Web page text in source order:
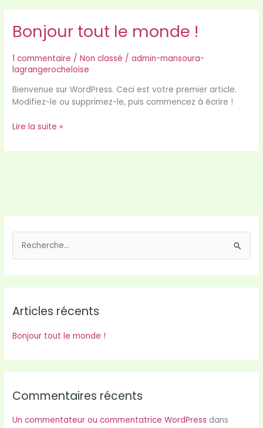
Bonjour tout le monde !
1 commentaire /Non classé /admin-mansoura-
lagrangerocheloise
Bienvenue sur WordPress. Ceci est votre premier article.
Modifiez-le ou supprimez-le, puis commencez à écrire !
Bonjour
tout
monde !
Lire la suite »
e
c
e
c
h
e
r
:
Articles récents
Bonjour tout le monde !
Commentaires récents
Un commentateur ou commentatrice WordPress dans